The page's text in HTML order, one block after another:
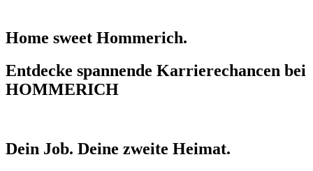
Home sweet Hommerich.
Entdecke spannende Karriere­chancen bei
HOMMERICH
Dein Job. Deine zweite Heimat.